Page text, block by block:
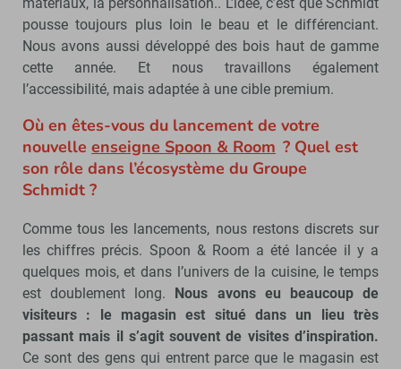
pousse toujours plus loin le beau et le différenciant.
Nous avons aussi développé des bois haut de gamme
cette année. Et nous travaillons également
l’accessibilité, mais adaptée à une cible premium.
Où en êtes-vous du lancement de votre
nouvelle enseigne Spoon & Room ? Quel est
son rôle dans l’écosystème du Groupe
Schmidt ?
Comme tous les lancements, nous restons discrets sur
les chiffres précis. Spoon & Room a été lancée il y a
quelques mois, et dans l’univers de la cuisine, le temps
est doublement long. Nous avons eu beaucoup de
visiteurs : le magasin est situé dans un lieu très
passant mais il s’agit souvent de visites d’inspiration.
Ce sont des gens qui entrent parce que le magasin est